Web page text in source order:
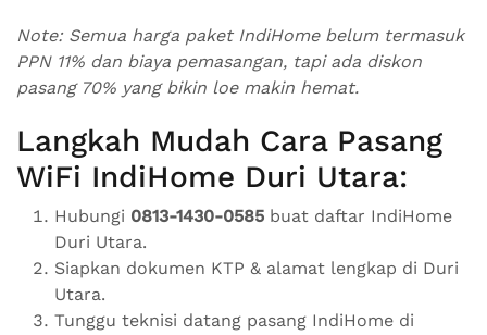
Note: Semua harga paket IndiHome belum termasuk
PPN 11% dan biaya pemasangan, tapi ada diskon
pasang 70% yang bikin loe makin hemat.
Langkah Mudah Cara Pasang
WiFi IndiHome Duri Utara:
Hubungi 0813-1430-0585 buat daftar IndiHome
Duri Utara.
Siapkan dokumen KTP & alamat lengkap di Duri
Utara.
Tunggu teknisi datang pasang IndiHome di